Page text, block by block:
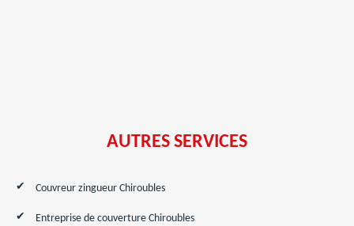
AUTRES SERVICES
Couvreur zingueur Chiroubles
Entreprise de couverture Chiroubles